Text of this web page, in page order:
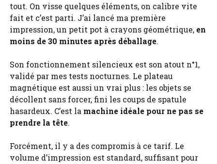
tout. On visse quelques éléments, on calibre vite
fait et c’est parti. J’ai lancé ma première
impression, un petit pot à crayons géométrique, en
moins de 30 minutes après déballage.
Son fonctionnement silencieux est son atout n°1,
validé par mes tests nocturnes. Le plateau
magnétique est aussi un vrai plus : les objets se
décollent sans forcer, fini les coups de spatule
hasardeux. C’est la machine idéale pour ne pas se
prendre la tête.
Forcément, il y a des compromis à ce tarif. Le
volume d’impression est standard, suffisant pour